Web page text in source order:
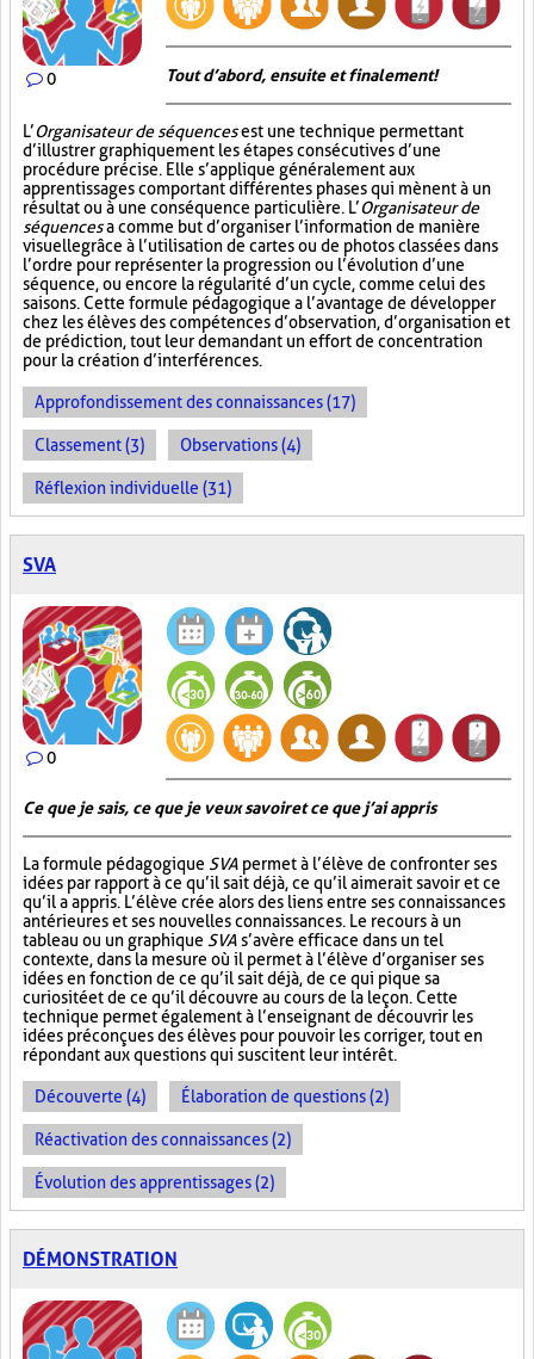
0 Tout d’abord, ensuite et finalement!
L’Organisateur de séquencesest une technique permettant
d’illustrer graphiquement les étapes consécutives d’une
procédure précise. Elle s’applique généralement aux
apprentissages comportant différentes phases qui mènent à un
résultat ou à une conséquence particulière. L’Organisateur de
séquencesa comme but d’organiser l’information de manière
visuellegrâce à l’utilisation de cartes ou de photos classées dans
l’ordre pour représenter la progression ou l’évolution d’une
séquence, ou encore la régularité d’un cycle, comme celui des
saisons. Cette formule pédagogique a l’avantage de développer
chez les élèves des compétences d’observation, d’organisation et
de prédiction, tout leur demandant un effort de concentration
pour la création d’interférences.
Approfondissement des connaissances (17)
Classement (3) Observations (4)
Réflexion individuelle (31)
SVA
0
Ce que je sais, ce que je veux savoir et ce que j’ai appris
La formule pédagogique SVA permet à l’élève de confronter ses
idées par rapport à ce qu’il sait déjà, ce qu’il aimerait savoir et ce
qu’il a appris. L’élève crée alors des liens entre ses connaissances
antérieures et ses nouvelles connaissances. Le recours à un
tableau ou un graphique SVA s’avère efficace dans un tel
contexte, dans la mesure où il permet à l’élève d’organiser ses
idées en fonction de ce qu’il sait déjà, de ce qui pique sa
curiosité et de ce qu’il découvre au cours de la leçon. Cette
technique permet également à l’enseignant de découvrir les
idées préconçues des élèves pour pouvoir les corriger, tout en
répondant aux questions qui suscitent leur intérêt.
Découverte (4) Élaboration de questions (2)
Réactivation des connaissances (2)
Évolution des apprentissages (2)
DÉMONSTRATION